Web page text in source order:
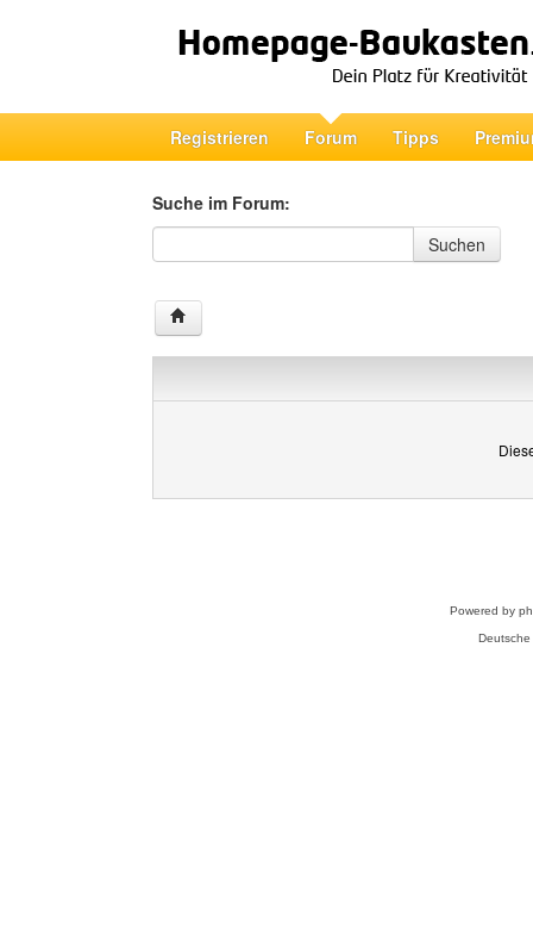
Registrieren Forum Tipps
Suche im Forum:
Suche im Forum
Suchen
Powered by